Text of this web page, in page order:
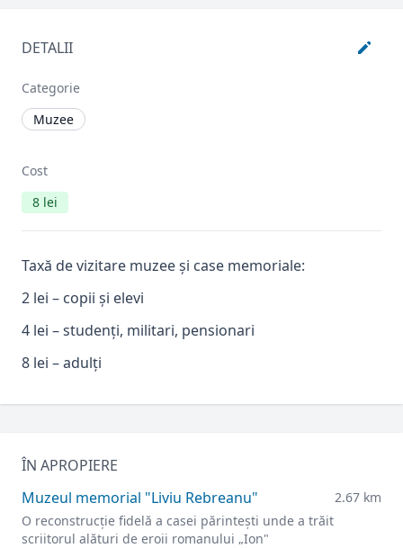
DETALII
Categorie
Muzee
Cost
8 lei
Taxă de vizitare muzee și case memoriale:
2 lei – copii și elevi
4 lei – studenți, militari, pensionari
8 lei – adulți
ÎN APROPIERE
Muzeul memorial "Liviu Rebreanu"
2.67 km
O reconstrucție fidelă a casei părintești unde a trăit
scriitorul alături de eroii romanului „Ion"